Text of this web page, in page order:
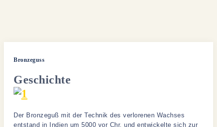
Bronzeguss
Geschichte
Der Bronzeguß mit der Technik des verlorenen Wachses
entstand in Indien um 5000 vor Chr. und entwickelte sich zur